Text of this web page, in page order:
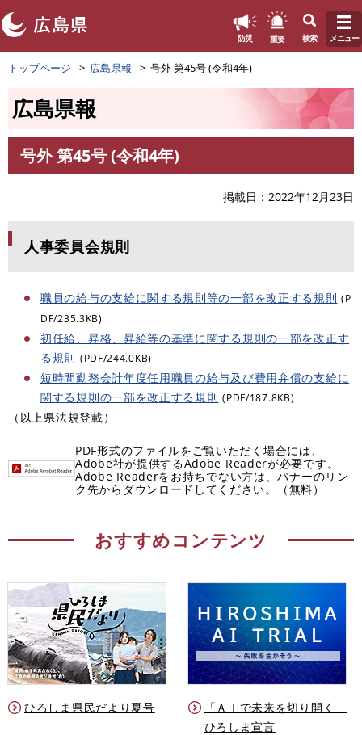
ペ
ー
頭
す
防災 重要 検索 メニュー
トップページ 広島県報 号外 第45号 (令和4年)
広島県報
文
号外 第45号 (令和4年)
掲載日 2022年12月23日
人事委員会規則
職員の給与の支給に関する規則等の一部を改正する規則 (P
DF/235.3KB)
初任給、昇格、昇給等の基準に関する規則の一部を改正す
る規則 (PDF/244.0KB)
短時間勤務会計年度任用職員の給与及び費用弁償の支給に
関する規則の一部を改正する規則 (PDF/187.8KB)
（以上県法規登載）
PDF形式のファイルをご覧いただく場合には、
Adobe社が提供するAdobe Readerが必要です。
Adobe Readerをお持ちでない方は、バナーのリン
ク先からダウンロードしてください。（無料）
おすすめコンテンツ
ひろしま県民だより夏号
「ＡＩで未来を切り開く」
ひろしま宣言